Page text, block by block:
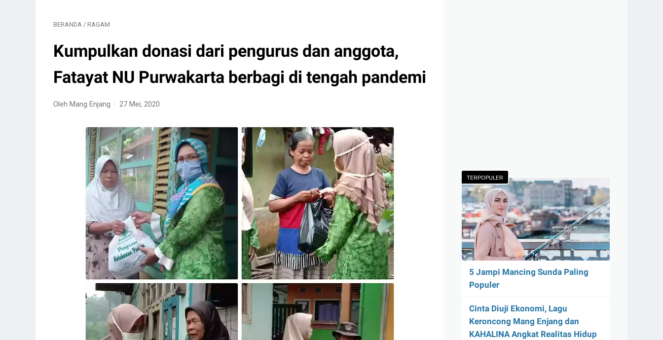
BERANDA / RAGAM
Kumpulkan donasi dari pengurus dan anggota,
Fatayat NU Purwakarta berbagi di tengah pandemi
Oleh Mang Enjang 27 Mei, 2020
TERPOPULER
5 Jampi Mancing Sunda Paling
Populer
Cinta Diuji Ekonomi, Lagu
Keroncong Mang Enjang dan
KAHALINA Angkat Realitas Hidup